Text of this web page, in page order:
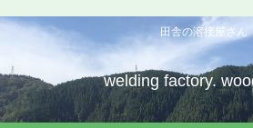
田舎の溶接屋さん
welding factory.